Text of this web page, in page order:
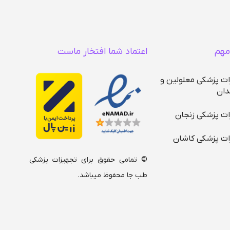
پزشکی معلولین و
پزشکی زنجان
پزشکی کاشان
اعتماد شما افتخار ماست
© تمامی حقوق برای تجهیزات پزشکی
طب جا محفوظ میباشد.